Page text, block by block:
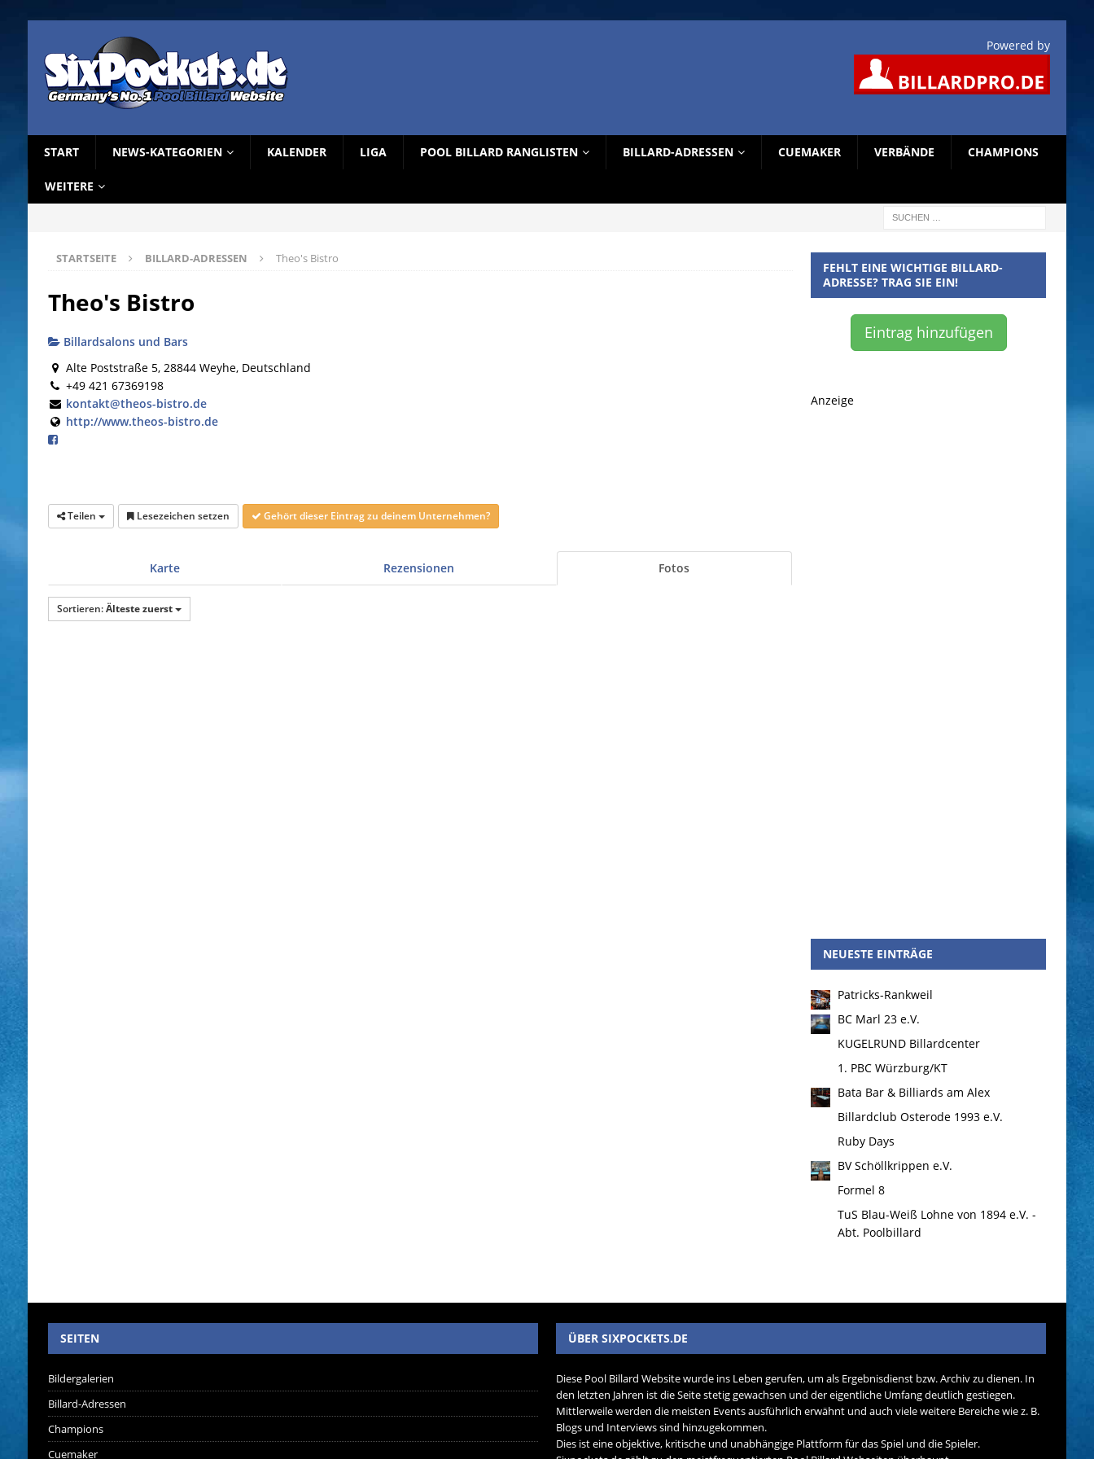
Powered by
START NEWS-KATEGORIEN KALENDER LIGA POOL BILLARD RANGLISTEN BILLARD-ADRESSEN CUEMAKER VERBÄNDE CHAMPIONS
WEITERE
STARTSEITE BILLARD-ADRESSEN Theo's Bistro
Theo's Bistro
Billardsalons und Bars
Alte Poststraße 5, 28844 Weyhe, Deutschland
+49 421 67369198
kontakt@theos-bistro.de
http://www.theos-bistro.de
Teilen Lesezeichen setzen Gehört dieser Eintrag zu deinem Unternehmen?
Karte Rezensionen Fotos
Sortieren:Älteste zuerst
FEHLT EINE WICHTIGE BILLARD-
ADRESSE? TRAG SIE EIN!
Eintrag hinzufügen
Anzeige
NEUESTE EINTRÄGE
Patricks-Rankweil
BC Marl 23 e.V.
KUGELRUND Billardcenter
1. PBC Würzburg/KT
Bata Bar & Billiards am Alex
Billardclub Osterode 1993 e.V.
Ruby Days
BV Schöllkrippen e.V.
Formel 8
TuS Blau-Weiß Lohne von 1894 e.V. -
Abt. Poolbillard
SEITEN
Bildergalerien
Billard-Adressen
Champions
Cuemaker
ÜBER SIXPOCKETS.DE
Diese Pool Billard Website wurde ins Leben gerufen, um als Ergebnisdienst bzw. Archiv zu dienen. In
den letzten Jahren ist die Seite stetig gewachsen und der eigentliche Umfang deutlich gestiegen.
Mittlerweile werden die meisten Events ausführlich erwähnt und auch viele weitere Bereiche wie z. B.
Blogs und Interviews sind hinzugekommen.
Dies ist eine objektive, kritische und unabhängige Plattform für das Spiel und die Spieler.